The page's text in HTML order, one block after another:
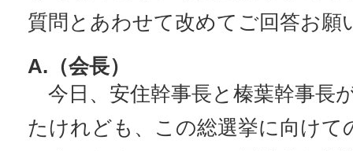
質問とあわせて改めてご回答お願
A.（会長）
今日、安住幹事長と榛葉幹事長
たけれども、この総選挙に向けて